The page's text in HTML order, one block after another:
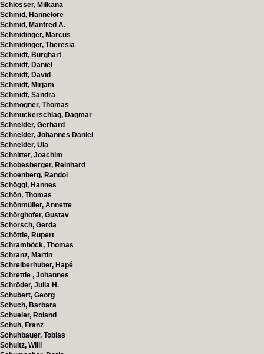
Schlosser, Milkana
Schmid, Hannelore
Schmid, Manfred A.
Schmidinger, Marcus
Schmidinger, Theresia
Schmidt, Burghart
Schmidt, Daniel
Schmidt, David
Schmidt, Mirjam
Schmidt, Sandra
Schmögner, Thomas
Schmuckerschlag, Dagmar
Schneider, Gerhard
Schneider, Johannes Daniel
Schneider, Ula
Schnitter, Joachim
Schobesberger, Reinhard
Schoenberg, Randol
Schöggl, Hannes
Schön, Thomas
Schönmüller, Annette
Schörghofer, Gustav
Schorsch, Gerda
Schöttle, Rupert
Schramböck, Thomas
Schranz, Martin
Schreiberhuber, Hapé
Schrettle , Johannes
Schröder, Julia H.
Schubert, Georg
Schuch, Barbara
Schueler, Roland
Schuh, Franz
Schuhbauer, Tobias
Schultz, Willi